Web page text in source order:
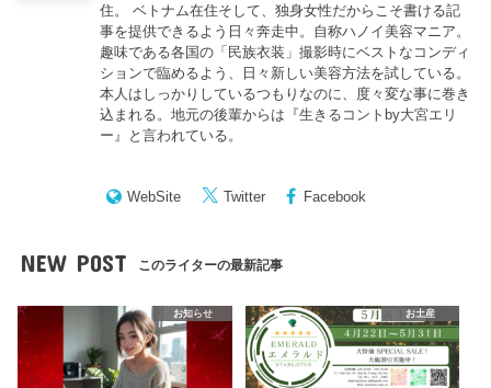
住。 ベトナム在住そして、独身女性だからこそ書ける記
事を提供できるよう日々奔走中。自称ハノイ美容マニア。
趣味である各国の「民族衣装」撮影時にベストなコンディ
ションで臨めるよう、日々新しい美容方法を試している。
本人はしっかりしているつもりなのに、度々変な事に巻き
込まれる。地元の後輩からは『生きるコントby大宮エリ
ー 』と言われている。
WebSite Twitter Facebook
NEW POST このライターの最新記事
お知らせ お土産